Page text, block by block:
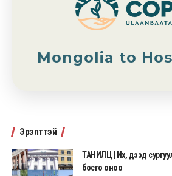
Mongolia to
Эрэлттэй
ТАНИЛЦ | Их, дээд
босго оноо